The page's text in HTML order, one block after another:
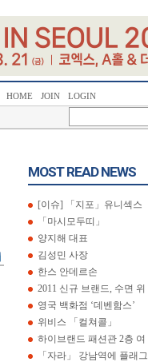
HOME JOIN LOGIN
MOST READ NEWS
[이슈] 「지포」유니섹스
「마시모두띠」
양지해 대표
김성민 사장
한스 안데르손
2011 신규 브랜드, 수면 위
영국 백화점 ‘데벤함스’
위비스 「컬쳐콜」
하이브랜드 패션관 2층 여
「자라」 강남역에 플래그